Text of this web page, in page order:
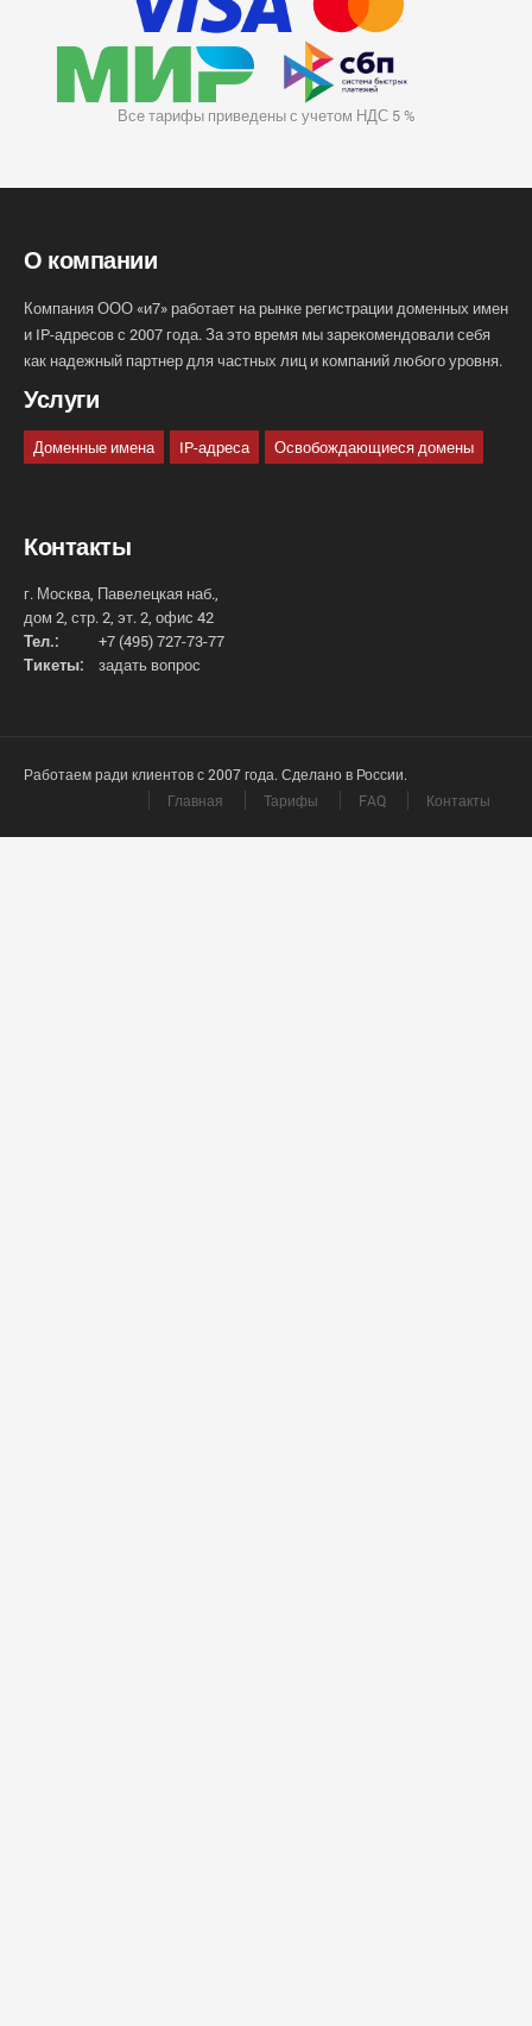
Все тарифы приведены с учетом НДС 5 %
О компании
Компания ООО «и7» работает на рынке регистрации доменных имен
и IP-адресов с 2007 года. За это время мы зарекомендовали себя
как надежный партнер для частных лиц и компаний любого уровня.
Услуги
Доменные имена IP-адреса Освобождающиеся домены
Контакты
г. Москва, Павелецкая наб.,
дом 2, стр. 2, эт. 2, офис 42
Тел.:
+7 (495) 727-73-77
Тикеты:
задать вопрос
Работаем ради клиентов с 2007 года. Сделано в России.
Главная
Тарифы FAQ Контакты